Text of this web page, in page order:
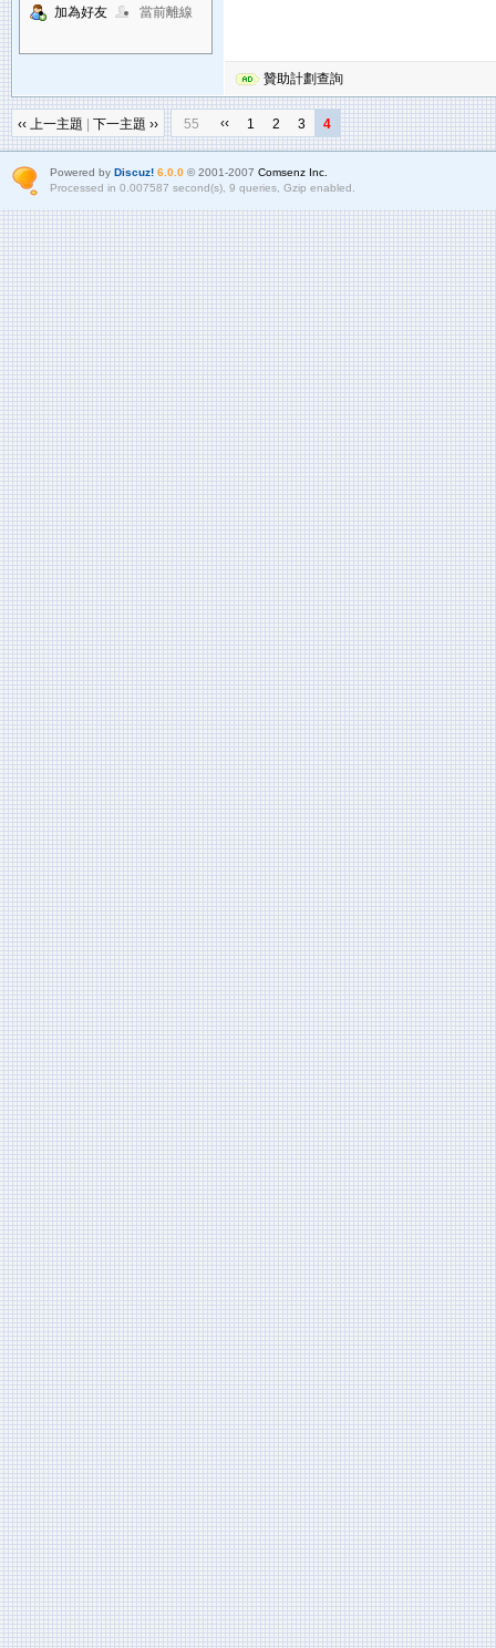
加為好友
當前離線
贊助計劃查詢
‹‹ 上一主題 下一主題 ›› 55 ‹‹ 1 2 3 4
Powered by Discuz! 6.0.0© 2001-2007 Comsenz Inc.
Processed in 0.007587 second(s), 9 queries, Gzip enabled.